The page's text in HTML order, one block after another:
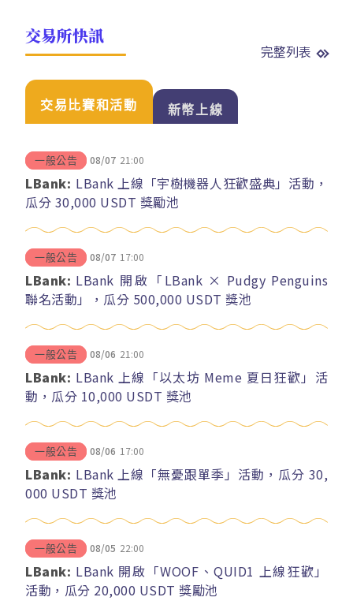
交易所快訊
完整列表
交易比賽和活動 新幣上線
一般公告 08/07 21:00
LBank: LBank 上線「宇樹機器人狂歡盛典」活動，
瓜分 30,000 USDT 獎勵池
一般公告 08/07 17:00
LBank: LBank 開啟「LBank × Pudgy Penguins
聯名活動」，瓜分 500,000 USDT 獎池
一般公告 08/06 21:00
LBank: LBank 上線「以太坊 Meme 夏日狂歡」活
動，瓜分 10,000 USDT 獎池
一般公告 08/06 17:00
LBank: LBank 上線「無憂跟單季」活動，瓜分 30,
000 USDT 獎池
一般公告 08/05 22:00
LBank: LBank 開啟「WOOF、QUID1 上線狂歡」
活動，瓜分 20,000 USDT 獎勵池